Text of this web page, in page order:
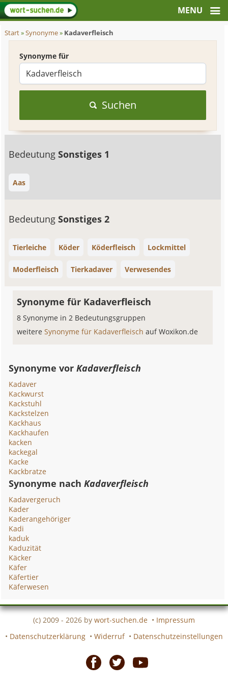
Start»Synonyme» Kadaverfleisch
Synonyme für
Suchen
BedeutungSonstiges 1
Aas
BedeutungSonstiges 2
Tierleiche Köder Köderfleisch Lockmittel
Moderfleisch Tierkadaver Verwesendes
Synonyme für Kadaverfleisch
8 Synonyme in 2 Bedeutungsgruppen
weitereSynonyme für Kadaverfleischauf Woxikon.de
Synonyme vorKadaverfleisch
Kadaver
Kackwurst
Kackstuhl
Kackstelzen
Kackhaus
Kackhaufen
kacken
kackegal
Kacke
Kackbratze
Synonyme nachKadaverfleisch
Kadavergeruch
Kader
Kaderangehöriger
Kadi
kaduk
Kaduzität
Käcker
Käfer
Käfertier
Käferwesen
(c) 2009 - 2026 by wort-suchen.de • Impressum
• Datenschutzerklärung • Widerruf • Datenschutzeinstellungen